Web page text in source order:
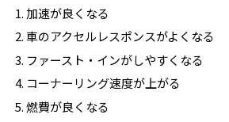
加速が良くなる
車のアクセルレスポンスがよくなる
ファースト・インがしやすくなる
コーナーリング速度が上がる
燃費が良くなる